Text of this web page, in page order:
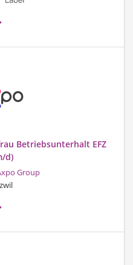
Betriebsunterhalt EFZ
d)
Group